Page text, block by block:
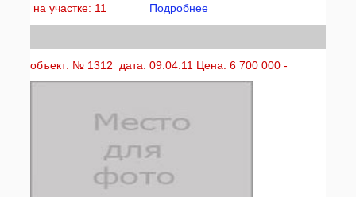
на участке: 11
Подробнее
объект: № 1312 дата: 09.04.11 Цена: 6 700 000 -